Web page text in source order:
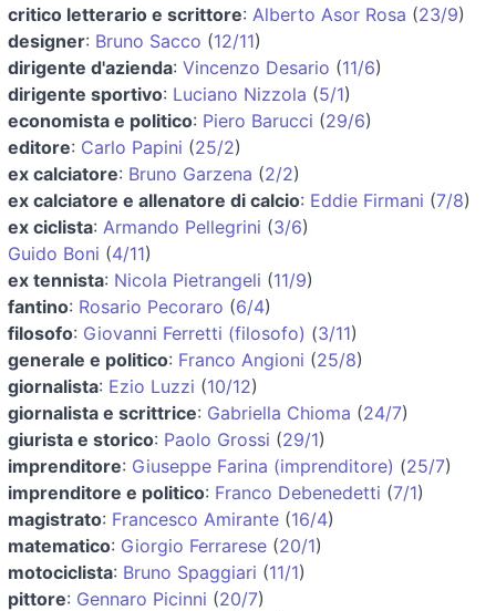
critico letterario e scrittore: Alberto Asor Rosa (23/9)
designer: Bruno Sacco (12/11)
dirigente d'azienda: Vincenzo Desario (11/6)
dirigente sportivo: Luciano Nizzola (5/1)
economista e politico: Piero Barucci (29/6)
editore: Carlo Papini (25/2)
ex calciatore: Bruno Garzena (2/2)
ex calciatore e allenatore di calcio: Eddie Firmani (7/8)
ex ciclista: Armando Pellegrini (3/6)
Guido Boni (4/11)
ex tennista: Nicola Pietrangeli (11/9)
fantino: Rosario Pecoraro (6/4)
filosofo: Giovanni Ferretti (filosofo) (3/11)
generale e politico: Franco Angioni (25/8)
giornalista: Ezio Luzzi (10/12)
giornalista e scrittrice: Gabriella Chioma (24/7)
giurista e storico: Paolo Grossi (29/1)
imprenditore: Giuseppe Farina (imprenditore) (25/7)
imprenditore e politico: Franco Debenedetti (7/1)
magistrato: Francesco Amirante (16/4)
matematico: Giorgio Ferrarese (20/1)
motociclista: Bruno Spaggiari (11/1)
pittore: Gennaro Picinni (20/7)